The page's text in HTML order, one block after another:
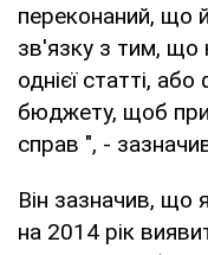
переконаний, що
зв'язку з тим, що
однієї статті,
бюджету, щоб
справ ", -
Він зазначив,
на 2014 рік